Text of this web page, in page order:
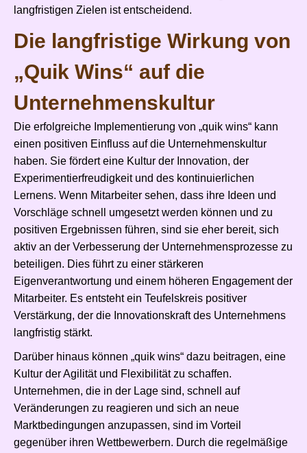
langfristigen Zielen ist entscheidend.
Die langfristige Wirkung von
„Quik Wins“ auf die
Unternehmenskultur
Die erfolgreiche Implementierung von „quik wins“ kann
einen positiven Einfluss auf die Unternehmenskultur
haben. Sie fördert eine Kultur der Innovation, der
Experimentierfreudigkeit und des kontinuierlichen
Lernens. Wenn Mitarbeiter sehen, dass ihre Ideen und
Vorschläge schnell umgesetzt werden können und zu
positiven Ergebnissen führen, sind sie eher bereit, sich
aktiv an der Verbesserung der Unternehmensprozesse zu
beteiligen. Dies führt zu einer stärkeren
Eigenverantwortung und einem höheren Engagement der
Mitarbeiter. Es entsteht ein Teufelskreis positiver
Verstärkung, der die Innovationskraft des Unternehmens
langfristig stärkt.
Darüber hinaus können „quik wins“ dazu beitragen, eine
Kultur der Agilität und Flexibilität zu schaffen.
Unternehmen, die in der Lage sind, schnell auf
Veränderungen zu reagieren und sich an neue
Marktbedingungen anzupassen, sind im Vorteil
gegenüber ihren Wettbewerbern. Durch die regelmäßige